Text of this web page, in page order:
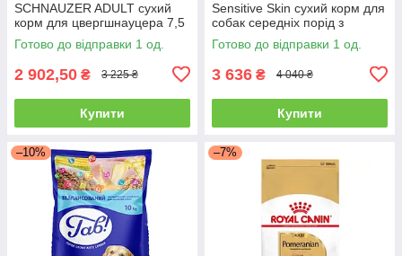
SCHNAUZER ADULT сухий
корм для цвергшнауцера 7,5
кг
Готово до відправки 1 од.
2 902,50 ₴ 3 225 ₴
Купити
Sensitive Skin сухий корм для
собак середніх порід з
лососем 14 кг
Готово до відправки 1 од.
3 636 ₴ 4 040 ₴
Купити
–10% –7%